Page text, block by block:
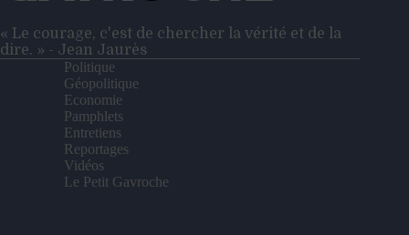
« Le courage, c'est de chercher la vérité et de la
dire. » - Jean Jaurès
Politique
Géopolitique
Economie
Pamphlets
Entretiens
Reportages
Vidéos
Le Petit Gavroche